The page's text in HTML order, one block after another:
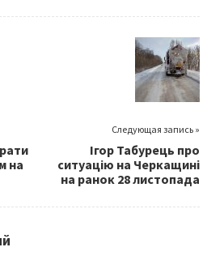
на
Следующая запись »
Ігор Табурець про
ситуацію на Черкащині
на ранок 28 листопада